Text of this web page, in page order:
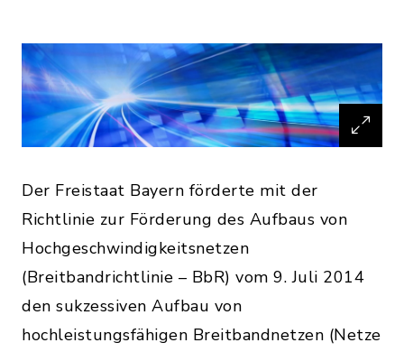
Der Freistaat Bayern förderte mit der
Richtlinie zur Förderung des Aufbaus von
Hochgeschwindigkeitsnetzen
(Breitbandrichtlinie – BbR) vom 9. Juli 2014
den sukzessiven Aufbau von
hochleistungsfähigen Breitbandnetzen (Netze